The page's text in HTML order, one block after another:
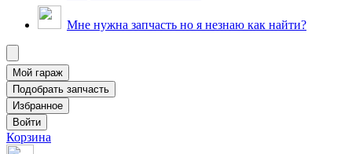
Мне нужна запчасть но я незнаю как найти?
Корзина